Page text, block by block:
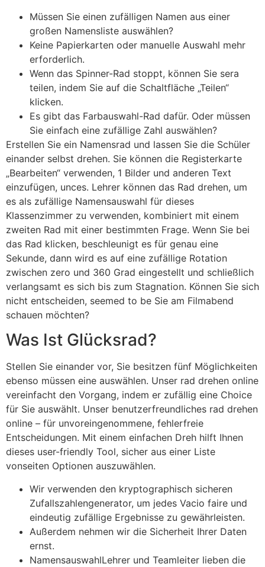
Müssen Sie einen zufälligen Namen aus einer
großen Namensliste auswählen?
Keine Papierkarten oder manuelle Auswahl mehr
erforderlich.
Wenn das Spinner-Rad stoppt, können Sie sera
teilen, indem Sie auf die Schaltfläche „Teilen“
klicken.
Es gibt das Farbauswahl-Rad dafür. Oder müssen
Sie einfach eine zufällige Zahl auswählen?
Erstellen Sie ein Namensrad und lassen Sie die Schüler
einander selbst drehen. Sie können die Registerkarte
„Bearbeiten“ verwenden, 1 Bilder und anderen Text
einzufügen, unces. Lehrer können das Rad drehen, um
es als zufällige Namensauswahl für dieses
Klassenzimmer zu verwenden, kombiniert mit einem
zweiten Rad mit einer bestimmten Frage. Wenn Sie bei
das Rad klicken, beschleunigt es für genau eine
Sekunde, dann wird es auf eine zufällige Rotation
zwischen zero und 360 Grad eingestellt und schließlich
verlangsamt es sich bis zum Stagnation. Können Sie sich
nicht entscheiden, seemed to be Sie am Filmabend
schauen möchten?
Was Ist Glücksrad?
Stellen Sie einander vor, Sie besitzen fünf Möglichkeiten
ebenso müssen eine auswählen. Unser rad drehen online
vereinfacht den Vorgang, indem er zufällig eine Choice
für Sie auswählt. Unser benutzerfreundliches rad drehen
online – für unvoreingenommene, fehlerfreie
Entscheidungen. Mit einem einfachen Dreh hilft Ihnen
dieses user-friendly Tool, sicher aus einer Liste
vonseiten Optionen auszuwählen.
Wir verwenden den kryptographisch sicheren
Zufallszahlengenerator, um jedes Vacio faire und
eindeutig zufällige Ergebnisse zu gewährleisten.
Außerdem nehmen wir die Sicherheit Ihrer Daten
ernst.
NamensauswahlLehrer und Teamleiter lieben die